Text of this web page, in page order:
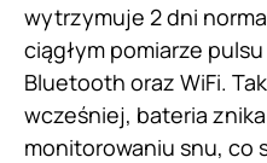
wytrzymuje 2 dni
ciągłym pomiarze
Bluetooth oraz WiFi.
wcześniej, bateria
monitorowaniu snu, co